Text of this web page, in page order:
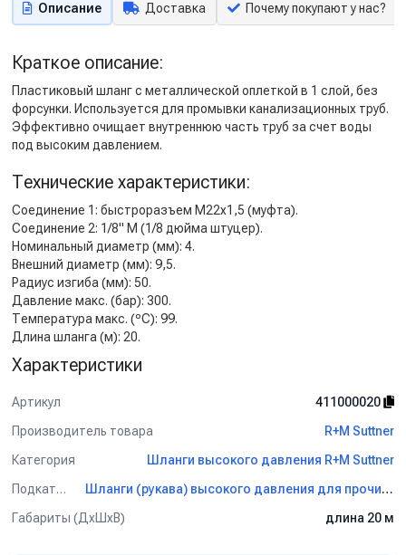
Описание Доставка Почему покупают у нас?
Краткое описание:
Пластиковый шланг с металлической оплеткой в 1 слой, без
форсунки. Используется для промывки канализационных труб.
Эффективно очищает внутреннюю часть труб за счет воды
под высоким давлением.
Технические характеристики:
Соединение 1: быстроразъем М22х1,5 (муфта).
Соединение 2: 1/8" M (1/8 дюйма штуцер).
Номинальный диаметр (мм): 4.
Внешний диаметр (мм): 9,5.
Радиус изгиба (мм): 50.
Давление макс. (бар): 300.
Температура макс. (ºC): 99.
Длина шланга (м): 20.
Характеристики
Артикул
411000020
Производитель товара
R+M Suttner
Категория
Шланги высокого давления R+M Suttner
Подкатегория
Шланги (рукава) высокого давления для прочистки канализации R+M Suttner
Габариты (ДхШхВ)
длина 20 м